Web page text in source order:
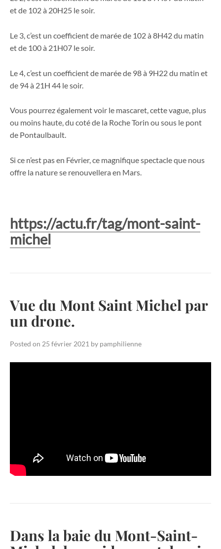
et de 102 à 20H25 le soir.
Le 3, c’est un coefficient de marée de 102 à 8H42 du matin
et de 100 à 21H07 le soir.
Le 4, c’est un coefficient de marée de 98 à 9H22 du matin et
de 94 à 21H 44 le soir.
Vous pourrez également voir le mascaret, cette vague, plus
ou moins haute, du coté de la Roche Torin ou sous le pont
de Pontaulbault.
Si ce n’est pas en Février, ce magnifique spectacle que nous
offre la nature se renouvellera en Mars.
https://actu.fr/tag/mont-saint-
michel
Vue du Mont Saint Michel par
un drone.
Posted on 25 février 2021 by pamphilienne
Dans la baie du Mont-Saint-